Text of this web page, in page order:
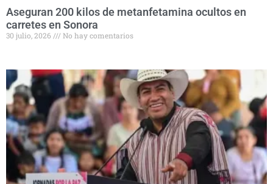
Aseguran 200 kilos de metanfetamina ocultos en
carretes en Sonora
30 julio, 2026 No hay comentarios